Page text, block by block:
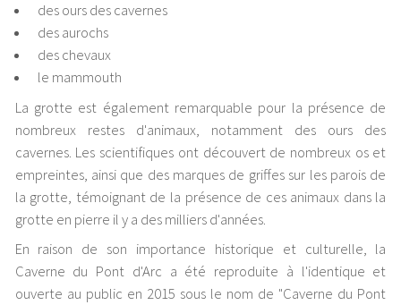
des ours des cavernes
des aurochs
des chevaux
le mammouth
La grotte est également remarquable pour la présence de
nombreux restes d'animaux, notamment des ours des
cavernes. Les scientifiques ont découvert de nombreux os et
empreintes, ainsi que des marques de griffes sur les parois de
la grotte, témoignant de la présence de ces animaux dans la
grotte en pierre il y a des milliers d'années.
En raison de son importance historique et culturelle, la
Caverne du Pont d'Arc a été reproduite à l'identique et
ouverte au public en 2015 sous le nom de "Caverne du Pont